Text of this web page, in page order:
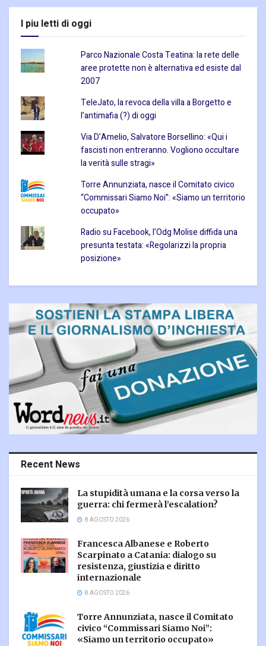
I piu letti di oggi
Parco Nazionale Costa Teatina: la rete delle
aree protette non è alternativa ed esiste dal
2007
TeleJato, la revoca della villa a Borgetto e
l’antimafia (?) di oggi
Via D’Amelio, Salvatore Borsellino: «Qui i
fascisti non entreranno. Vogliono occultare
la verità sulle stragi»
Torre Annunziata, nasce il Comitato civico
“Commissari Siamo Noi”: «Siamo un territorio
occupato»
Radio su Facebook, l’Odg Molise diffida una
presunta testata: «Regolarizzi la propria
posizione»
Recent News
La stupidità umana e la corsa verso la
guerra: chi fermerà l’escalation?
8 AGOSTO 2026
Francesca Albanese e Roberto
Scarpinato a Catania: dialogo su
resistenza, giustizia e diritto
internazionale
8 AGOSTO 2026
Torre Annunziata, nasce il Comitato
civico “Commissari Siamo Noi”:
«Siamo un territorio occupato»